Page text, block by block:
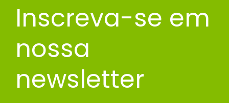
Inscreva-se em
nossa
newsletter